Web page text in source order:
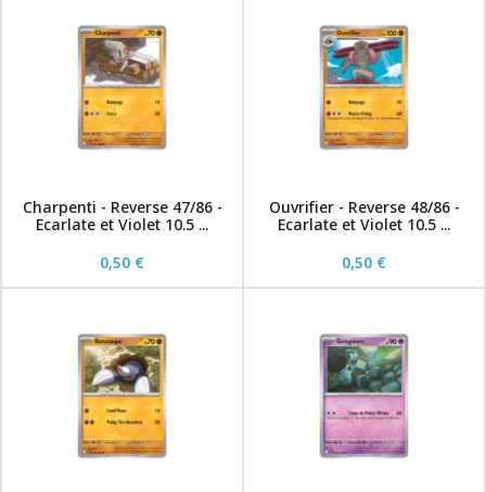
Charpenti - Reverse 47/86 -
Ecarlate et Violet 10.5 ...
0,50 €
Ouvrifier - Reverse 48/86 -
Ecarlate et Violet 10.5 ...
0,50 €